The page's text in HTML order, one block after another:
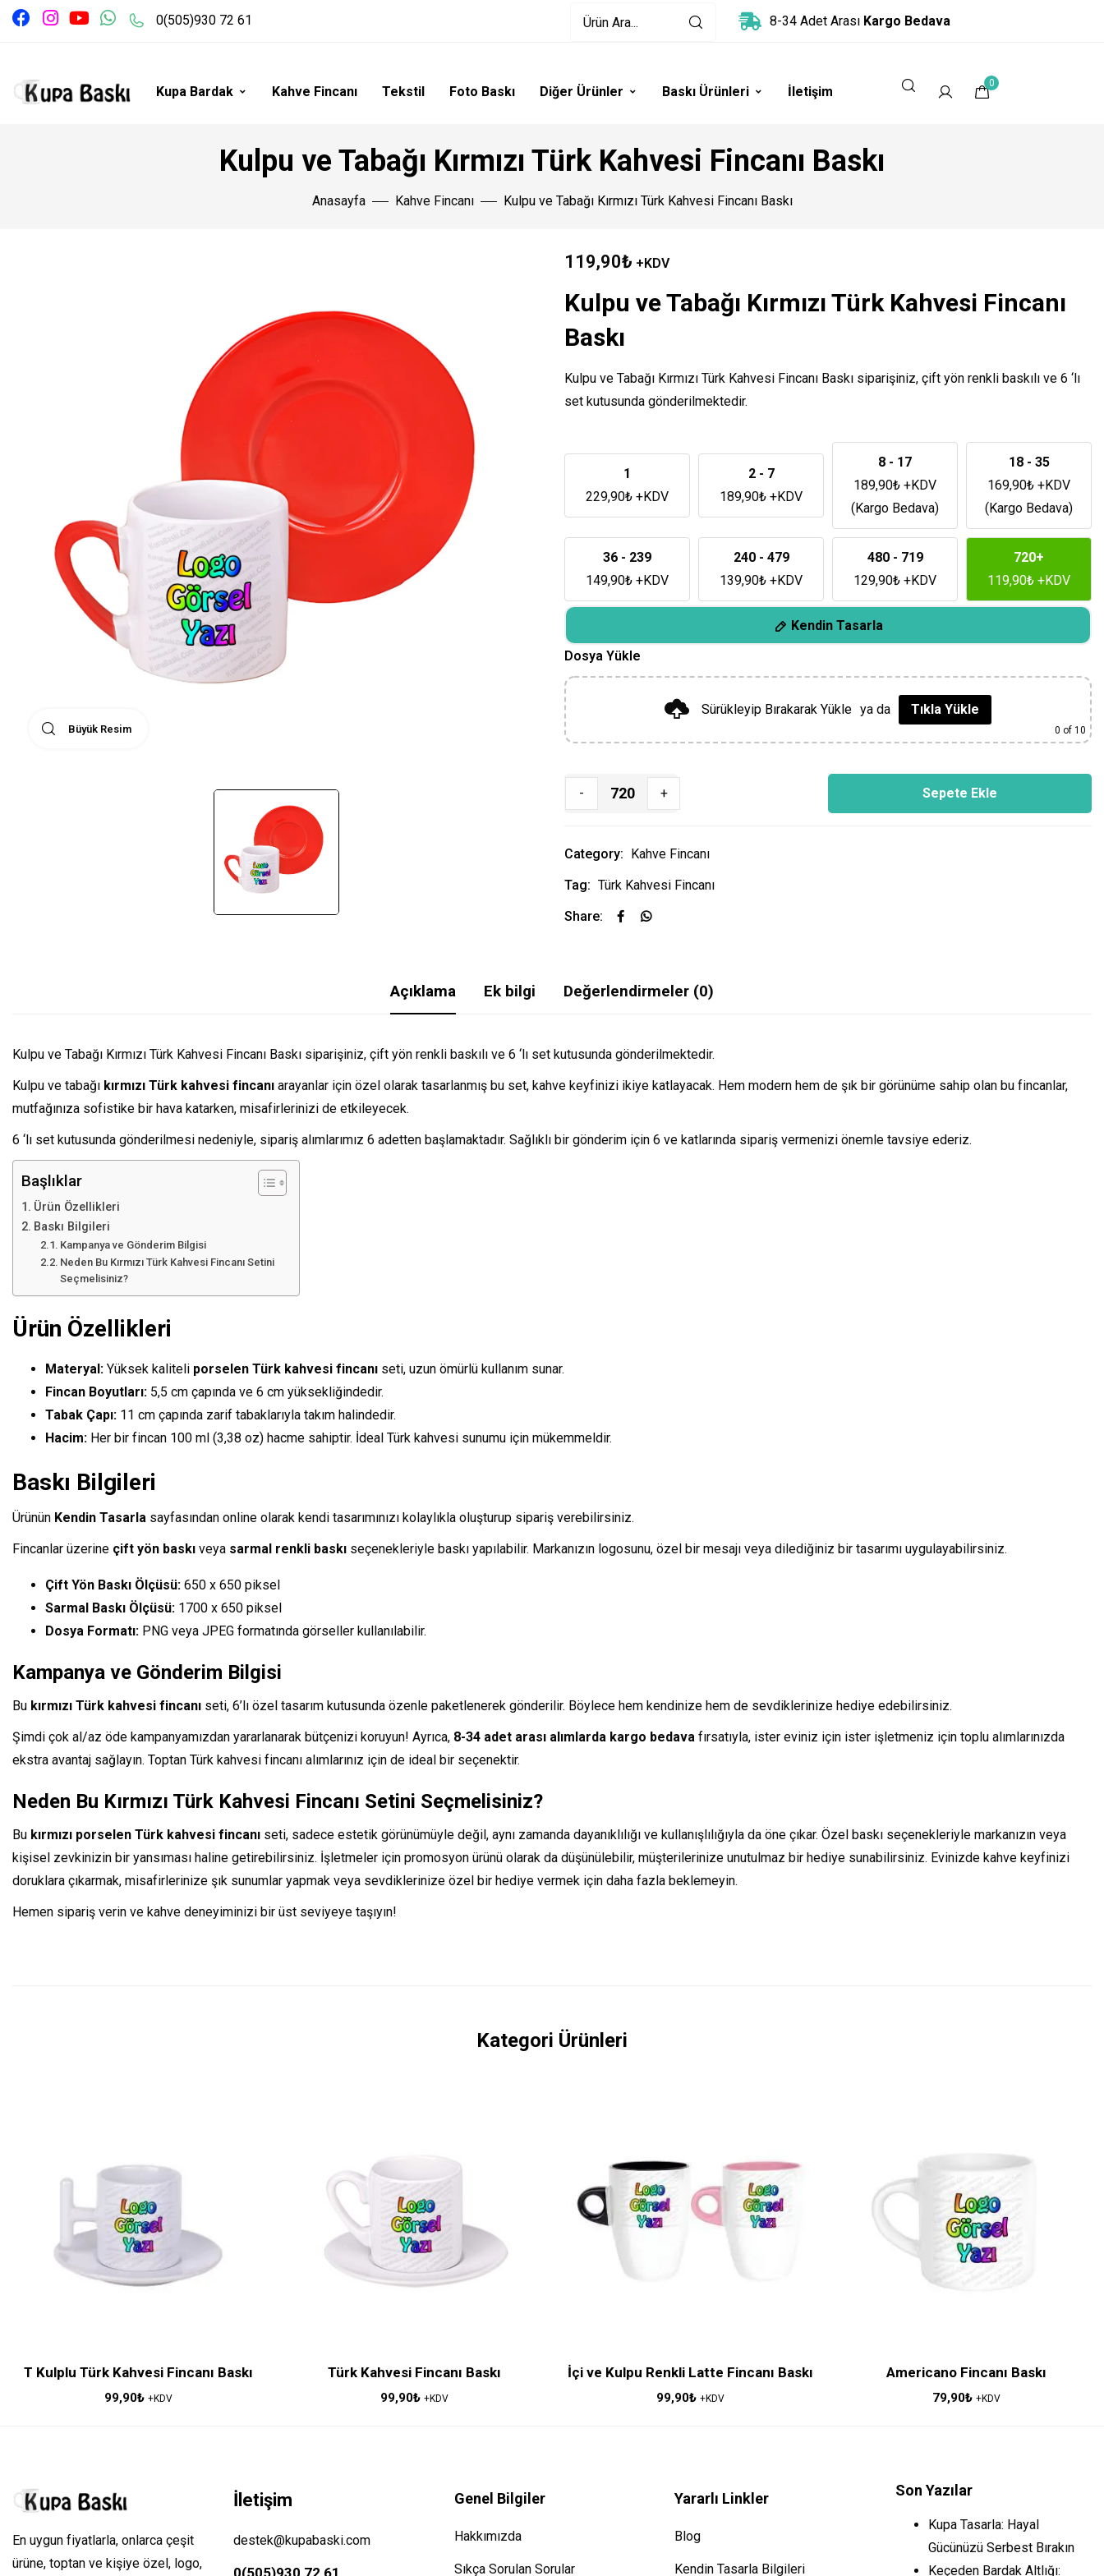
0(505)930 72 61 8-34 Adet Arası Kargo Bedava
Kupa Bardak Kahve Fincanı Tekstil Foto Baskı Diğer Ürünler Baskı Ürünleri İletişim
0
Kulpu ve Tabağı Kırmızı Türk Kahvesi Fincanı Baskı
Anasayfa Kahve Fincanı Kulpu ve Tabağı Kırmızı Türk Kahvesi Fincanı Baskı
Büyük Resim
119,90₺ +KDV
Kulpu ve Tabağı Kırmızı Türk Kahvesi Fincanı
Baskı
Kulpu ve Tabağı Kırmızı Türk Kahvesi Fincanı Baskı siparişiniz, çift yön renkli baskılı ve 6 ‘lı
set kutusunda gönderilmektedir.
1
229,90₺ +KDV
2 - 7
189,90₺ +KDV
8 - 17
189,90₺ +KDV
(Kargo Bedava)
18 - 35
169,90₺ +KDV
(Kargo Bedava)
36 - 239
149,90₺ +KDV
240 - 479
139,90₺ +KDV
480 - 719
129,90₺ +KDV
720+
119,90₺ +KDV
Kendin Tasarla
Dosya Yükle
Sürükleyip Bırakarak Yükle ya da Tıkla Yükle
0 of 10
- + Sepete Ekle
Category: Kahve Fincanı
Tag: Türk Kahvesi Fincanı
Share:
Açıklama Ek bilgi Değerlendirmeler (0)
Kulpu ve Tabağı Kırmızı Türk Kahvesi Fincanı Baskı siparişiniz, çift yön renkli baskılı ve 6 ‘lı set kutusunda gönderilmektedir.
Kulpu ve tabağı kırmızı Türk kahvesi fincanı arayanlar için özel olarak tasarlanmış bu set, kahve keyfinizi ikiye katlayacak. Hem modern hem de şık bir görünüme sahip olan bu fincanlar,
mutfağınıza sofistike bir hava katarken, misafirlerinizi de etkileyecek.
6 ‘lı set kutusunda gönderilmesi nedeniyle, sipariş alımlarımız 6 adetten başlamaktadır. Sağlıklı bir gönderim için 6 ve katlarında sipariş vermenizi önemle tavsiye ederiz.
Başlıklar
Ürün Özellikleri
Baskı Bilgileri
Kampanya ve Gönderim Bilgisi
Neden Bu Kırmızı Türk Kahvesi Fincanı Setini
Seçmelisiniz?
Ürün Özellikleri
Materyal: Yüksek kaliteli porselen Türk kahvesi fincanı seti, uzun ömürlü kullanım sunar.
Fincan Boyutları: 5,5 cm çapında ve 6 cm yüksekliğindedir.
Tabak Çapı: 11 cm çapında zarif tabaklarıyla takım halindedir.
Hacim: Her bir fincan 100 ml (3,38 oz) hacme sahiptir. İdeal Türk kahvesi sunumu için mükemmeldir.
Baskı Bilgileri
Ürünün Kendin Tasarla sayfasından online olarak kendi tasarımınızı kolaylıkla oluşturup sipariş verebilirsiniz.
Fincanlar üzerine çift yön baskı veya sarmal renkli baskı seçenekleriyle baskı yapılabilir. Markanızın logosunu, özel bir mesajı veya dilediğiniz bir tasarımı uygulayabilirsiniz.
Çift Yön Baskı Ölçüsü: 650 x 650 piksel
Sarmal Baskı Ölçüsü: 1700 x 650 piksel
Dosya Formatı: PNG veya JPEG formatında görseller kullanılabilir.
Kampanya ve Gönderim Bilgisi
Bu kırmızı Türk kahvesi fincanı seti, 6’lı özel tasarım kutusunda özenle paketlenerek gönderilir. Böylece hem kendinize hem de sevdiklerinize hediye edebilirsiniz.
Şimdi çok al/az öde kampanyamızdan yararlanarak bütçenizi koruyun! Ayrıca, 8-34 adet arası alımlarda kargo bedava fırsatıyla, ister eviniz için ister işletmeniz için toplu alımlarınızda
ekstra avantaj sağlayın. Toptan Türk kahvesi fincanı alımlarınız için de ideal bir seçenektir.
Neden Bu Kırmızı Türk Kahvesi Fincanı Setini Seçmelisiniz?
Bu kırmızı porselen Türk kahvesi fincanı seti, sadece estetik görünümüyle değil, aynı zamanda dayanıklılığı ve kullanışlılığıyla da öne çıkar. Özel baskı seçenekleriyle markanızın veya
kişisel zevkinizin bir yansıması haline getirebilirsiniz. İşletmeler için promosyon ürünü olarak da düşünülebilir, müşterilerinize unutulmaz bir hediye sunabilirsiniz. Evinizde kahve keyfinizi
doruklara çıkarmak, misafirlerinize şık sunumlar yapmak veya sevdiklerinize özel bir hediye vermek için daha fazla beklemeyin.
Hemen sipariş verin ve kahve deneyiminizi bir üst seviyeye taşıyın!
Kategori Ürünleri
T Kulplu Türk Kahvesi Fincanı Baskı
99,90₺ +KDV
Türk Kahvesi Fincanı Baskı
99,90₺ +KDV
İçi ve Kulpu Renkli Latte Fincanı Baskı
99,90₺ +KDV
Americano Fincanı Baskı
79,90₺ +KDV
En uygun fiyatlarla, onlarca çeşit
ürüne, toptan ve kişiye özel, logo,
İletişim
destek@kupabaski.com
Genel Bilgiler
Hakkımızda
Sıkça Sorulan Sorular
Yararlı Linkler
Blog
Kendin Tasarla Bilgileri
Son Yazılar
Kupa Tasarla: Hayal
Gücünüzü Serbest Bırakın
Keçeden Bardak Altlığı: